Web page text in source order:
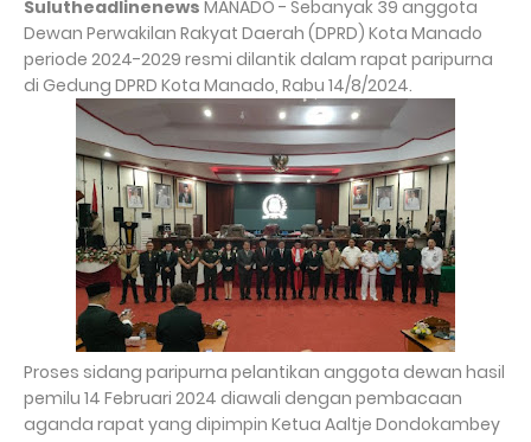
Sulutheadlinenews MANADO - Sebanyak 39 anggota
Dewan Perwakilan Rakyat Daerah (DPRD) Kota Manado
periode 2024-2029 resmi dilantik dalam rapat paripurna
di Gedung DPRD Kota Manado, Rabu 14/8/2024.
Proses sidang paripurna pelantikan anggota dewan hasil
pemilu 14 Februari 2024 diawali dengan pembacaan
aganda rapat yang dipimpin Ketua Aaltje Dondokambey